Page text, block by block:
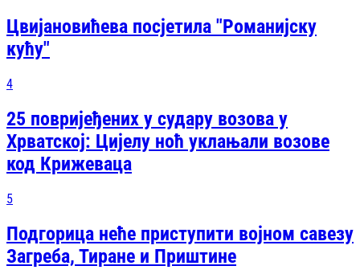
Цвијановићева посјетила "Романијску
кућу"
4
25 повријеђених у судару возова у
Хрватској: Цијелу ноћ уклањали возове
код Крижеваца
5
Подгорица неће приступити војном савезу
Загреба, Тиране и Приштине